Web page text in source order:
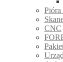
Pióra
CNC